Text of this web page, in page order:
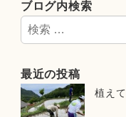
ブログ内検索
検
索
最近の投稿
植え